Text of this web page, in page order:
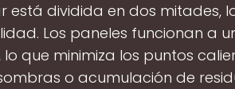
está dividida en dos mitades,
Los paneles funcionan a
que minimiza los puntos
o acumulación de